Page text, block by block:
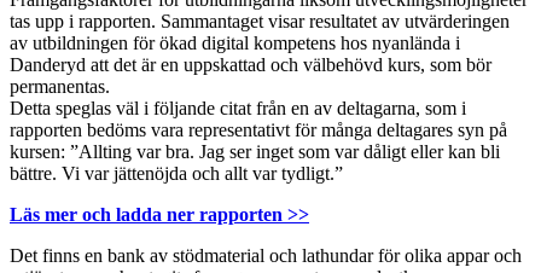
tas upp i rapporten. Sammantaget visar resultatet av utvärderingen
av utbildningen för ökad digital kompetens hos nyanlända i
Danderyd att det är en uppskattad och välbehövd kurs, som bör
permanentas.
Detta speglas väl i följande citat från en av deltagarna, som i
rapporten bedöms vara representativt för många deltagares syn på
kursen: ”Allting var bra. Jag ser inget som var dåligt eller kan bli
bättre. Vi var jättenöjda och allt var tydligt.”
Läs mer och ladda ner rapporten >>
Det finns en bank av stödmaterial och lathundar för olika appar och